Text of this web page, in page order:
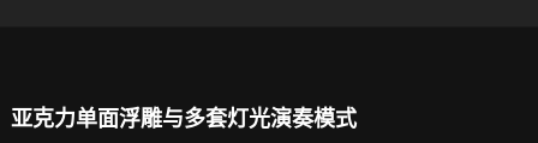
亚克力单面浮雕与多套灯光演奏模式